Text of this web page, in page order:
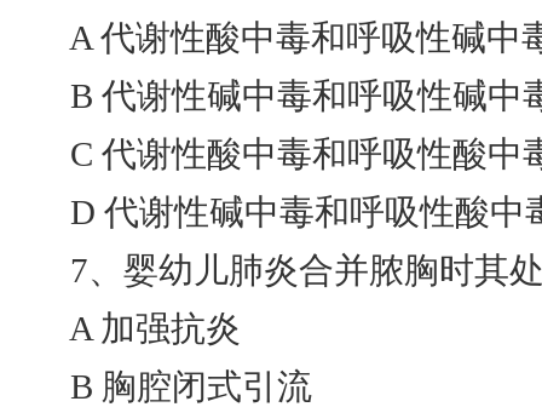
A 代谢性酸中毒和呼吸性碱中
B 代谢性碱中毒和呼吸性碱中
C 代谢性酸中毒和呼吸性酸中
D 代谢性碱中毒和呼吸性酸中
7、婴幼儿肺炎合并脓胸时其处
A 加强抗炎
B 胸腔闭式引流